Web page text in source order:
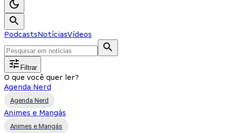
PodcastsNotíciasVídeos
Filtrar
O que você quer ler?
Agenda Nerd
Agenda Nerd
Animes e Mangás
Animes e Mangás